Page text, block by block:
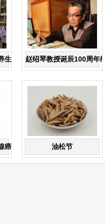
生节盛大开幕赵绍琴教授诞辰100周年
？ 油松节